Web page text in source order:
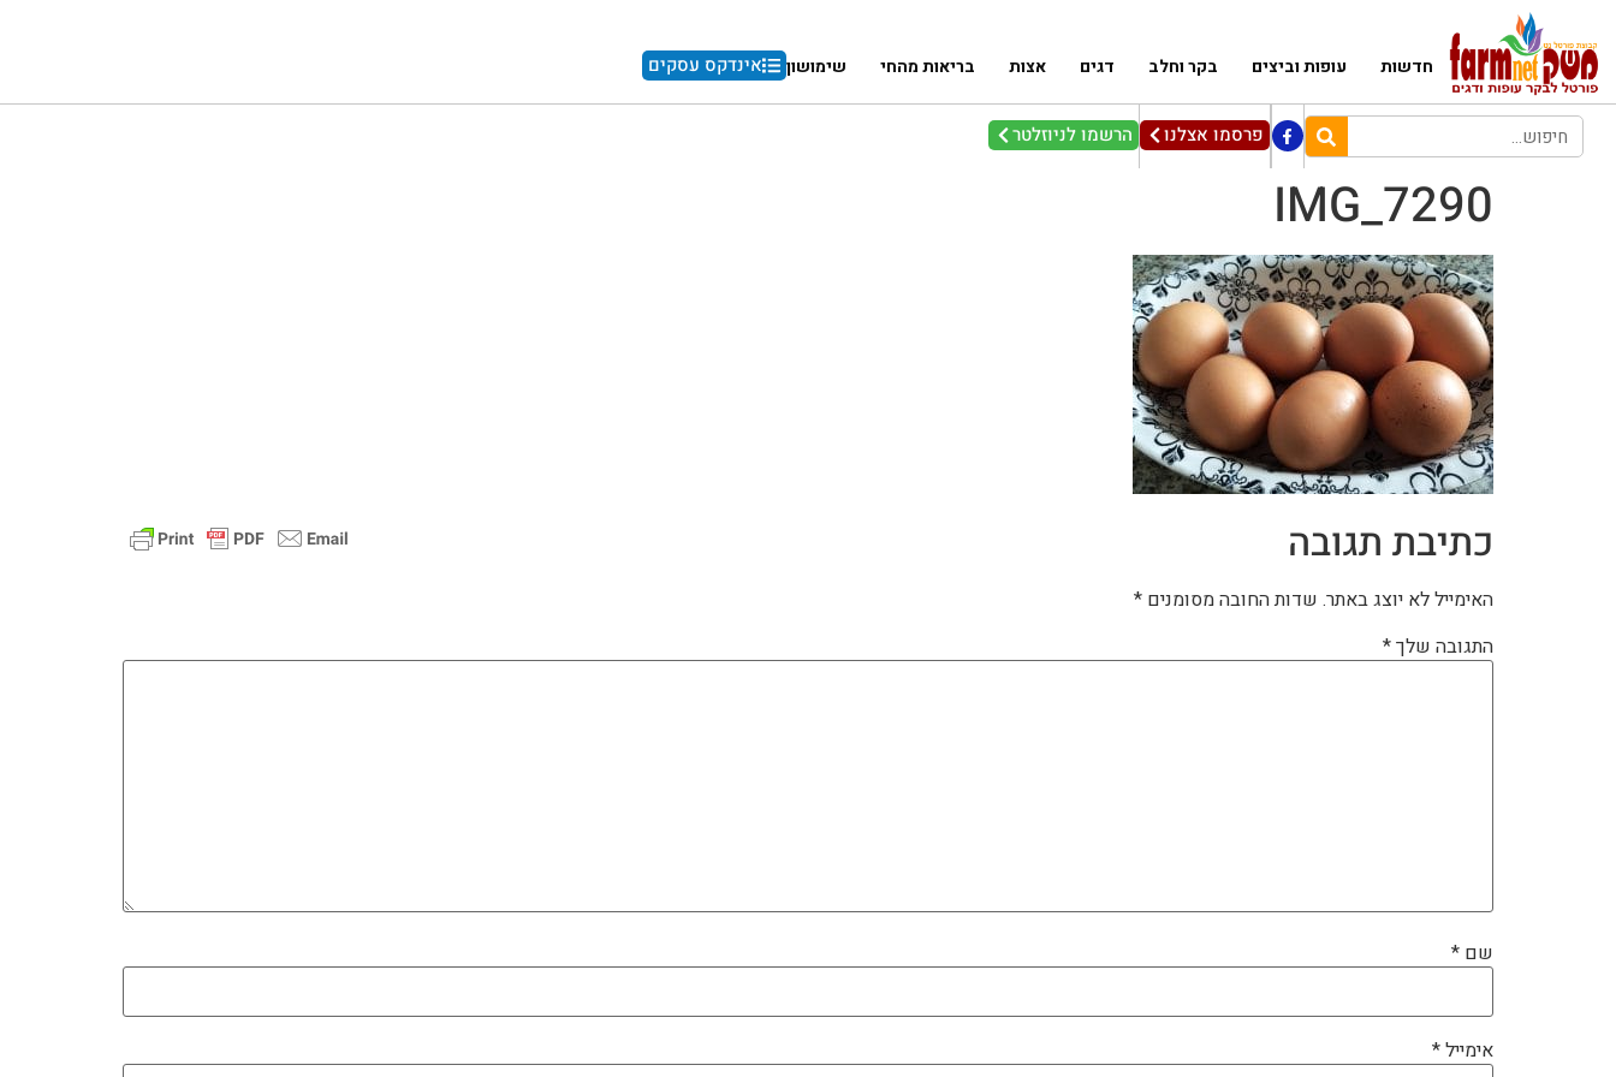
חדשות עופות וביצים בקר וחלב דגים אצות בריאות מהחי שימושון אינדקס עסקים
פרסמו אצלנו הרשמו לניוזלטר
IMG_7290
כתיבת תגובה
האימייל לא יוצג באתר. שדות החובה מסומנים *
התגובה שלך*
שם *
אימייל*